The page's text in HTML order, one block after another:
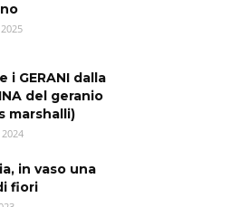
i GERANI dalla
del geranio
marshalli)
in vaso una
fiori